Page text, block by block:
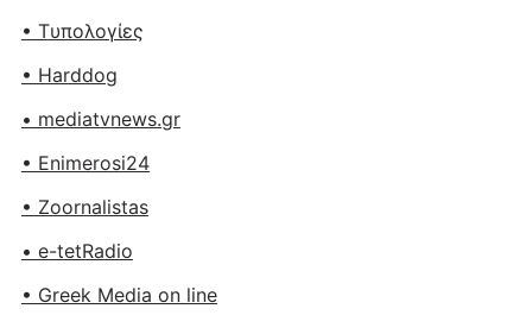
• Tυπολογίες
• Harddog
• mediatvnews.gr
• Enimerosi24
• Zoornalistas
• e-tetRadio
• Greek Media on line